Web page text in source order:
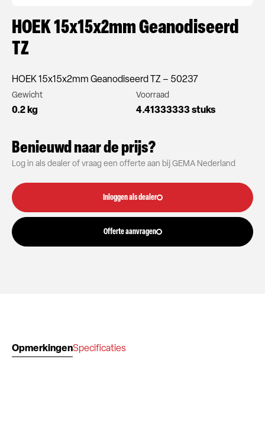
HOEK 15x15x2mm Geanodiseerd
TZ
HOEK 15x15x2mm Geanodiseerd TZ – 50237
Gewicht
0.2 kg
Voorraad
4.41333333 stuks
Benieuwd naar de prijs?
Log in als dealer of vraag een offerte aan bij GEMA Nederland
Inloggen als dealer
Offerte aanvragen
OpmerkingenSpecificaties